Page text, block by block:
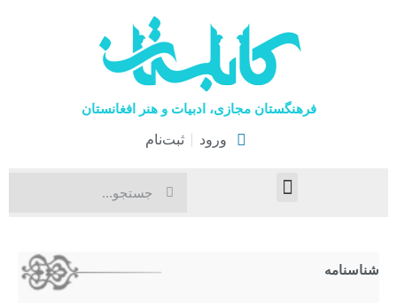
فرهنگستان مجازی، ادبیات و هنر افغانستان
ورود ثبت‌نام
شناسنامه